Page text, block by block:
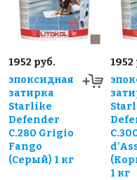
1952 руб.
эпоксидная
затирка
Starlike
Defender
С.280 Grigio
Fango
(Серый) 1 кг
1952
1 кг